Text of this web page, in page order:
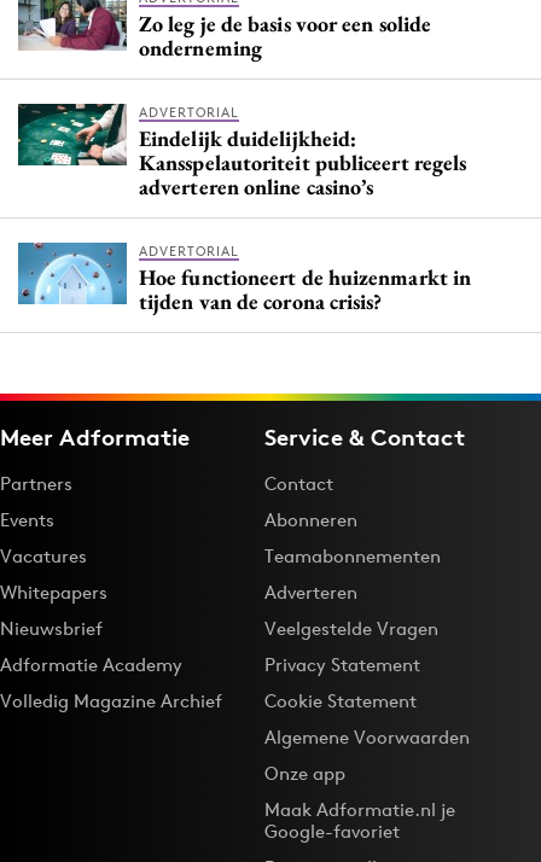
Zo leg je de basis voor een solide
onderneming
ADVERTORIAL
Eindelijk duidelijkheid:
Kansspelautoriteit publiceert regels
adverteren online casino’s
ADVERTORIAL
Hoe functioneert de huizenmarkt in
tijden van de corona crisis?
Meer Adformatie
Partners
Events
Vacatures
Whitepapers
Nieuwsbrief
Adformatie Academy
Volledig Magazine Archief
Service & Contact
Contact
Abonneren
Teamabonnementen
Adverteren
Veelgestelde Vragen
Privacy Statement
Cookie Statement
Algemene Voorwaarden
Onze app
Maak Adformatie.nl je
Google-favoriet